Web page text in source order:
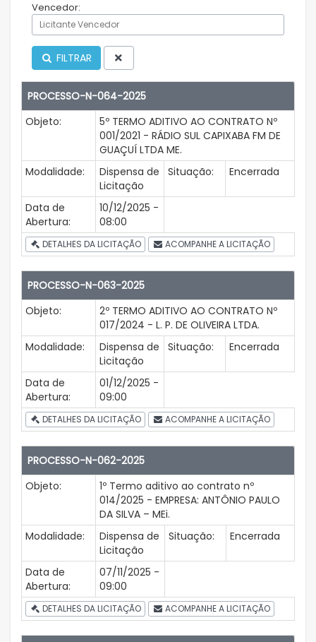
Vencedor:
FILTRAR
PROCESSO-N-064-2025
Objeto:
5º TERMO ADITIVO AO CONTRATO Nº
001/2021 - RÁDIO SUL CAPIXABA FM DE
GUAÇUÍ LTDA ME.
Modalidade:
Dispensa de
Licitação
Situação: Encerrada
Data de
Abertura:
10/12/2025 -
08:00
DETALHES DA LICITAÇÃO ACOMPANHE A LICITAÇÃO
PROCESSO-N-063-2025
Objeto:
2º TERMO ADITIVO AO CONTRATO Nº
017/2024 - L. P. DE OLIVEIRA LTDA.
Modalidade:
Dispensa de
Licitação
Situação: Encerrada
Data de
Abertura:
01/12/2025 -
09:00
DETALHES DA LICITAÇÃO ACOMPANHE A LICITAÇÃO
PROCESSO-N-062-2025
Objeto:
1º Termo aditivo ao contrato nº
014/2025 - EMPRESA: ANTÔNIO PAULO
DA SILVA – MEi.
Modalidade:
Dispensa de
Licitação
Situação: Encerrada
Data de
Abertura:
07/11/2025 -
09:00
DETALHES DA LICITAÇÃO ACOMPANHE A LICITAÇÃO